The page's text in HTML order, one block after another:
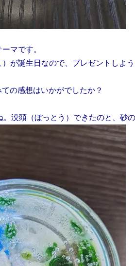
マです。
が誕生日なので、プレゼントしよう
ての感想はいかがでしたか？
。没頭（ぼっとう）できたのと、砂